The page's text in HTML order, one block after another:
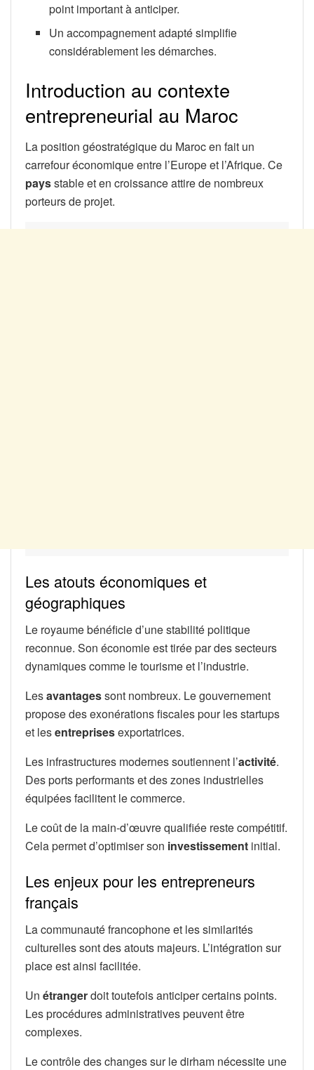
point important à anticiper.
Un accompagnement adapté simplifie
considérablement les démarches.
Introduction au contexte
entrepreneurial au Maroc
La position géostratégique du Maroc en fait un
carrefour économique entre l’Europe et l’Afrique. Ce
paysstable et en croissance attire de nombreux
porteurs de projet.
Les atouts économiques et
géographiques
Le royaume bénéficie d’une stabilité politique
reconnue. Son économie est tirée par des secteurs
dynamiques comme le tourisme et l’industrie.
Lesavantagessont nombreux. Le gouvernement
propose des exonérations fiscales pour les startups
et lesentreprisesexportatrices.
Les infrastructures modernes soutiennent l’activité.
Des ports performants et des zones industrielles
équipées facilitent le commerce.
Le coût de la main-d’œuvre qualifiée reste compétitif.
Cela permet d’optimiser son investissement initial.
Les enjeux pour les entrepreneurs
français
La communauté francophone et les similarités
culturelles sont des atouts majeurs. L’intégration sur
place est ainsi facilitée.
Un étrangerdoit toutefois anticiper certains points.
Les procédures administratives peuvent être
complexes.
Le contrôle des changes sur le dirham nécessite une